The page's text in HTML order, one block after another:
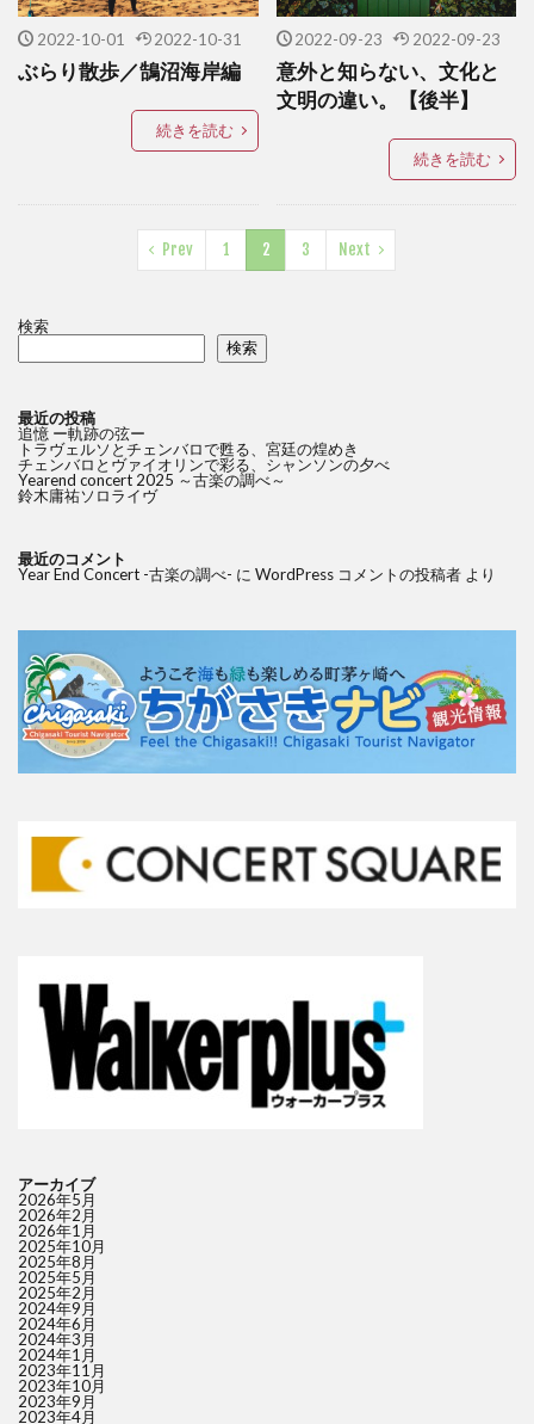
2022-10-01 2022-10-31
ぶらり散歩／鵠沼海岸編
続きを読む
2022-09-23 2022-09-23
意外と知らない、文化と
文明の違い。【後半】
続きを読む
Prev 1 2 3 Next
検索
検索
最近の投稿
追憶 ー軌跡の弦ー
トラヴェルソとチェンバロで甦る、宮廷の煌めき
チェンバロとヴァイオリンで彩る、シャンソンの夕べ
Yearend concert 2025 ～古楽の調べ～
鈴木庸祐ソロライヴ
最近のコメント
Year End Concert -古楽の調べ- に WordPress コメントの投稿者 より
アーカイブ
2026年5月
2026年2月
2026年1月
2025年10月
2025年8月
2025年5月
2025年2月
2024年9月
2024年6月
2024年3月
2024年1月
2023年11月
2023年10月
2023年9月
2023年4月